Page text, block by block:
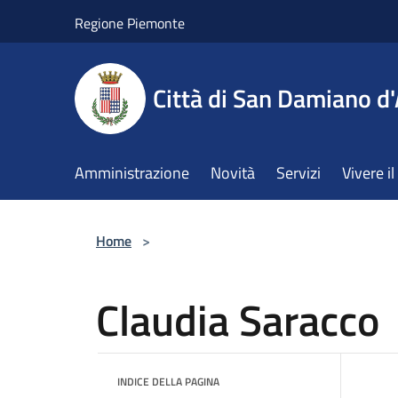
Regione Piemonte
Città di San Damiano
Amministrazione Novità Servizi Vivere
Home >
Claudia Saracco
INDICE DELLA PAGINA